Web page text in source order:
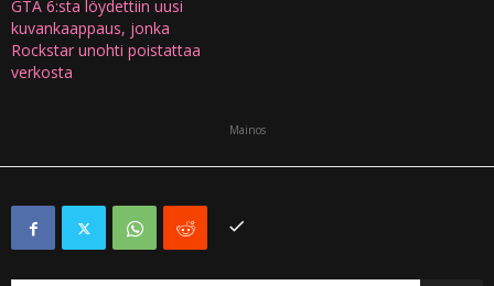
GTA 6:sta löydettiin uusi
kuvankaappaus, jonka
Rockstar unohti poistattaa
verkosta
Mainos